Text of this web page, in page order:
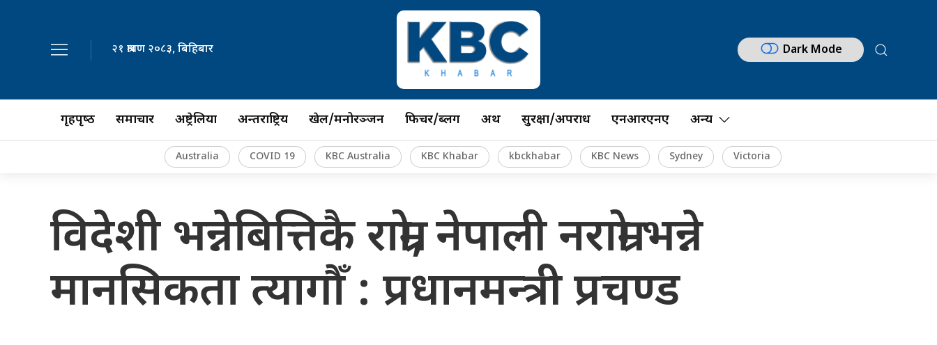
२१ श्रावण २०८३, बिहिबार Dark Mode
गृहपृष्‍ठ समाचार अष्ट्रेलिया अन्तर्राष्ट्रिय खेल/मनोरञ्जन फिचर/ब्लग अर्थ सुरक्षा/अपराध एनआरएनए अन्य
Australia COVID 19 KBC Australia KBC Khabar kbckhabar KBC News Sydney Victoria
विदेशी भन्नेबित्तिकै राम्रो, नेपाली नराम्रो भन्ने
मानसिकता त्यागौँ : प्रधानमन्त्री प्रचण्ड